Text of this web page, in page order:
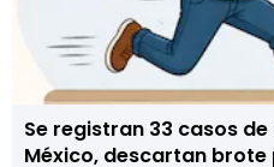
Se registran 33 casos
México, descartan